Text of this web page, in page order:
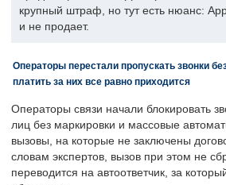
крупный штраф, но тут есть нюанс:
и не продает.
Операторы перестали пропускать звонки
платить за них все равно приходится
Операторы связи начали блокировать
лиц без маркировки и массовые
вызовы, на которые не заключены
словам экспертов, вызов при этом не
переводится на автоответчик, за